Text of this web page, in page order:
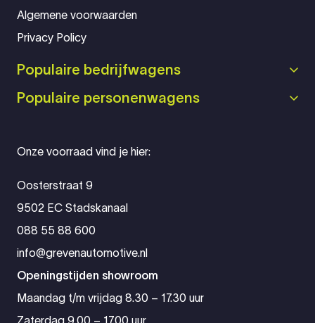
Onze voorraad vind je hier:
Oosterstraat 9
9502 EC Stadskanaal
088 55 88 600
info@grevenautomotive.nl
Openingstijden showroom
Maandag t/m vrijdag 8.30 – 17.30 uur
Zaterdag 9.00 – 17.00 uur
Algemene voorwaarden
Privacy Policy
Populaire bedrijfwagens
Populaire personenwagens